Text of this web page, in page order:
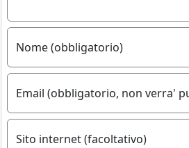
Nome (obbligatorio)
Email (obbligatorio, non verra'
Sito internet (facoltativo)